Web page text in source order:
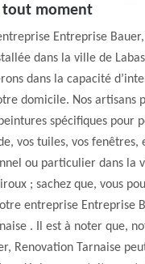
moment
Entreprise
dans la ville de
dans la capacité
domicile. Nos artisans
spécifiques pour
vos tuiles, vos fenêtres,
ou particulier dans la
; sachez que, vous
entreprise Entreprise
. Il est à noter que,
Renovation Tarnaise